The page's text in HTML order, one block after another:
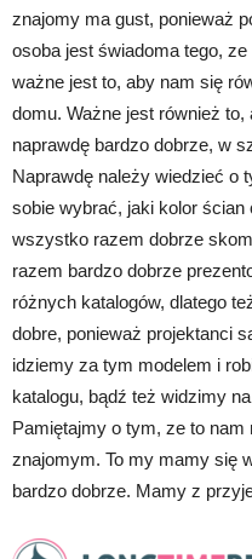
znajomy ma gust, ponieważ
osoba jest świadoma tego,
ważne jest to, aby nam się
domu. Ważne jest również
naprawdę bardzo dobrze, w
Naprawdę należy wiedzieć o
sobie wybrać, jaki kolor
wszystko razem dobrze
razem bardzo dobrze
różnych katalogów, dlatego
dobre, ponieważ projektanci
idziemy za tym modelem i
katalogu, bądź też widzimy
Pamiętajmy o tym, ze to
znajomym. To my mamy się
bardzo dobrze. Mamy z